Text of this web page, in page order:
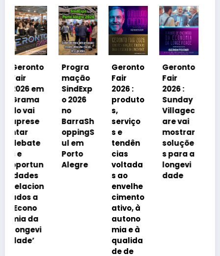
Progra
mação
SindExp
o 2026
no
BarraSh
oppingS
ul em
Porto
Alegre
Geronto
Fair
2026 :
produto
s,
serviço
s e
tendên
cias
voltada
Geronto
Fair
2026 :
Sunday
are vai
mostrar
soluçõe
s para a
longevi
dade
Geronto
Fair
2026 em
Grama
do
debater
á
avanço
imobiliá
rio
impulsi
onado
pelo